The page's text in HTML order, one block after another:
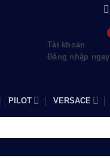
Tài khoản
Đăng nhập ngay
PILOT VERSACE